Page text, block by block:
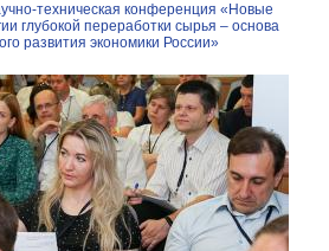
техническая конференция «Новые
глубокой переработки сырья – основа
развития экономики России»